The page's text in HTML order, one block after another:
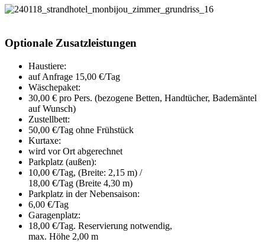
Optionale Zusatzleistungen
Haustiere:
auf Anfrage 15,00 €/Tag
Wäschepaket:
30,00 € pro Pers. (bezogene Betten, Handtücher, Bademäntel
auf Wunsch)
Zustellbett:
50,00 €/Tag ohne Frühstück
Kurtaxe:
wird vor Ort abgerechnet
Parkplatz (außen):
10,00 €/Tag, (Breite: 2,15 m) /
18,00 €/Tag (Breite 4,30 m)
Parkplatz in der Nebensaison:
6,00 €/Tag
Garagenplatz:
18,00 €/Tag. Reservierung notwendig,
max. Höhe 2,00 m